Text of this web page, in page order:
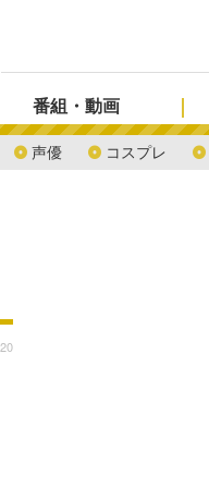
声優 コスプレ
番組・動画